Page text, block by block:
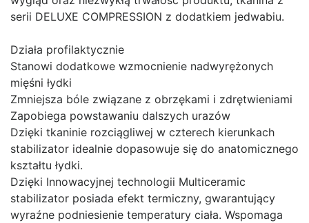
serii DELUXE COMPRESSION z dodatkiem jedwabiu.
Działa profilaktycznie
Stanowi dodatkowe wzmocnienie nadwyrężonych
mięśni łydki
Zmniejsza bóle związane z obrzękami i zdrętwieniami
Zapobiega powstawaniu dalszych urazów
Dzięki tkaninie rozciągliwej w czterech kierunkach
stabilizator idealnie dopasowuje się do anatomicznego
kształtu łydki.
Dzięki Innowacyjnej technologii Multiceramic
stabilizator posiada efekt termiczny, gwarantujący
wyraźne podniesienie temperatury ciała. Wspomaga